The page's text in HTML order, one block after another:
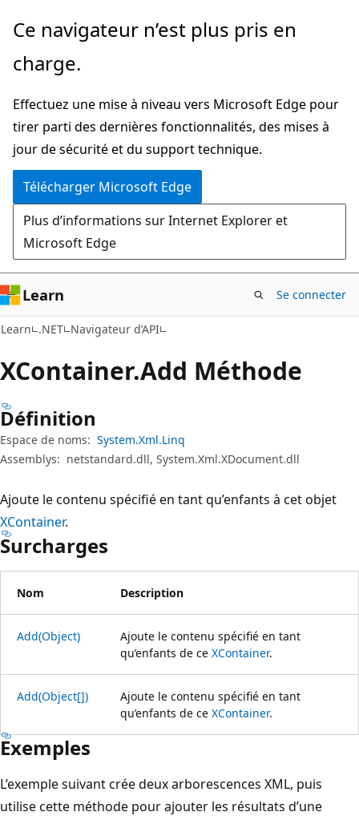
Passer
directement
au
principal
Passer
la
dans
la
page
Ce navigateur n’est plus pris en
charge.
Effectuez une mise à niveau vers Microsoft Edge pour
tirer parti des dernières fonctionnalités, des mises à
jour de sécurité et du support technique.
Télécharger Microsoft Edge
Plus d’informations sur Internet Explorer et
Microsoft Edge
Learn Se connecter
Learn .NET Navigateur d’API
XContainer.Add Méthode
Définition
Espace de noms: System.Xml.Linq
Assemblys: netstandard.dll, System.Xml.XDocument.dll
Ajoute le contenu spécifié en tant qu’enfants à cet objet
XContainer.
Surcharges
Nom Description
Add(Object)
Ajoute le contenu spécifié en tant
qu’enfants de ce XContainer.
Add(Object[])
Ajoute le contenu spécifié en tant
qu’enfants de ce XContainer.
Exemples
L’exemple suivant crée deux arborescences XML, puis
utilise cette méthode pour ajouter les résultats d’une